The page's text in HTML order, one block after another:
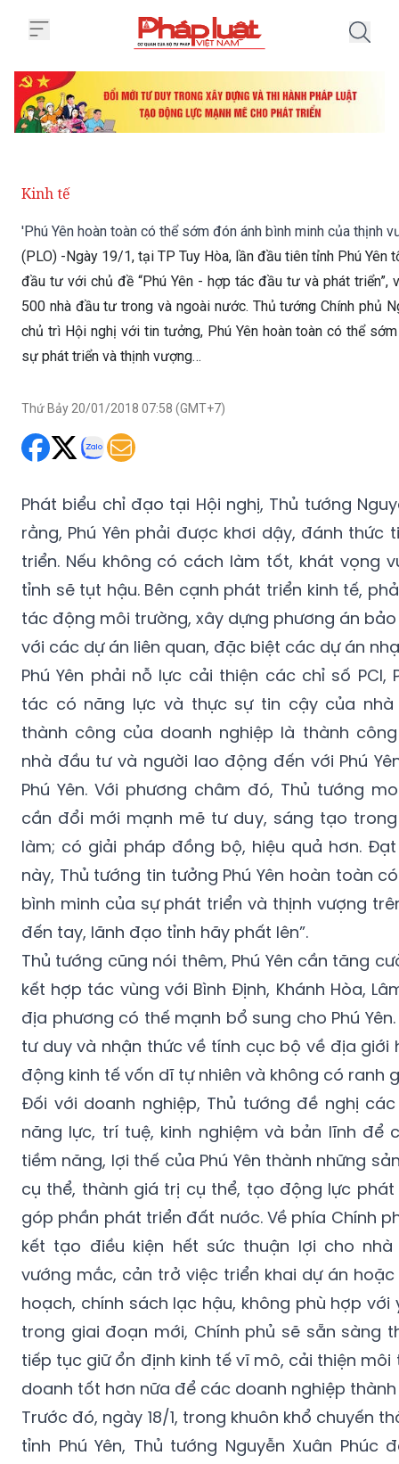
Kinh tế
'Phú Yên hoàn toàn có thể sớm đón ánh bình minh của thịnh
(PLO) -Ngày 19/1, tại TP Tuy Hòa, lần đầu tiên tỉnh Phú Yên
đầu tư với chủ đề “Phú Yên - hợp tác đầu tư và phát triển”,
500 nhà đầu tư trong và ngoài nước. Thủ tướng Chính phủ
chủ trì Hội nghị với tin tưởng, Phú Yên hoàn toàn có thể
sự phát triển và thịnh vượng…
Thứ Bảy 20/01/2018 07:58 (GMT+7)
Phát biểu chỉ đạo tại Hội nghị, Thủ tướng
rằng, Phú Yên phải được khơi dậy, đánh thức
triển. Nếu không có cách làm tốt, khát vọng
tỉnh sẽ tụt hậu. Bên cạnh phát triển kinh tế,
tác động môi trường, xây dựng phương án
với các dự án liên quan, đặc biệt các dự án
Phú Yên phải nỗ lực cải thiện các chỉ số PCI,
tác có năng lực và thực sự tin cậy của nhà
thành công của doanh nghiệp là thành công
nhà đầu tư và người lao động đến với Phú
Phú Yên. Với phương châm đó, Thủ tướng
cần đổi mới mạnh mẽ tư duy, sáng tạo
làm; có giải pháp đồng bộ, hiệu quả hơn.
này, Thủ tướng tin tưởng Phú Yên hoàn toàn
bình minh của sự phát triển và thịnh vượng
đến tay, lãnh đạo tỉnh hãy phất lên”.
Thủ tướng cũng nói thêm, Phú Yên cần tăng
kết hợp tác vùng với Bình Định, Khánh Hòa,
địa phương có thế mạnh bổ sung cho Phú
tư duy và nhận thức về tính cục bộ về địa giới
động kinh tế vốn dĩ tự nhiên và không có ranh
Đối với doanh nghiệp, Thủ tướng đề nghị
năng lực, trí tuệ, kinh nghiệm và bản lĩnh để
tiềm năng, lợi thế của Phú Yên thành những
cụ thể, thành giá trị cụ thể, tạo động lực phát
góp phần phát triển đất nước. Về phía Chính
kết tạo điều kiện hết sức thuận lợi cho
vướng mắc, cản trở việc triển khai dự án
hoạch, chính sách lạc hậu, không phù hợp
trong giai đoạn mới, Chính phủ sẽ sẵn sàng
tiếp tục giữ ổn định kinh tế vĩ mô, cải thiện
doanh tốt hơn nữa để các doanh nghiệp
Trước đó, ngày 18/1, trong khuôn khổ chuyến
tỉnh Phú Yên, Thủ tướng Nguyễn Xuân Phúc